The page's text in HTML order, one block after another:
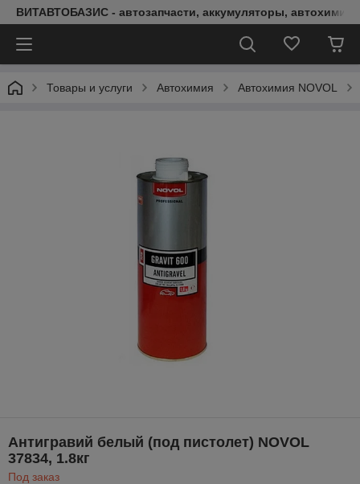
ВИТАВТОБАЗИС - автозапчасти, аккумуляторы, автохимия,
Товары и услуги Автохимия Автохимия NOVOL
Антигравий белый (под пистолет) NOVOL
37834, 1.8кг
Под заказ